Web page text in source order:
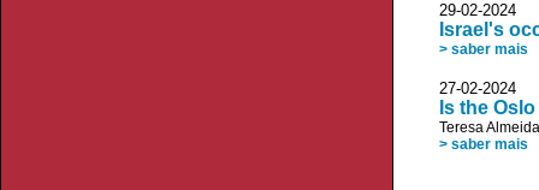
29-02-
Israel's
> saber mais
27-02-
Is the
Teresa
> saber mais